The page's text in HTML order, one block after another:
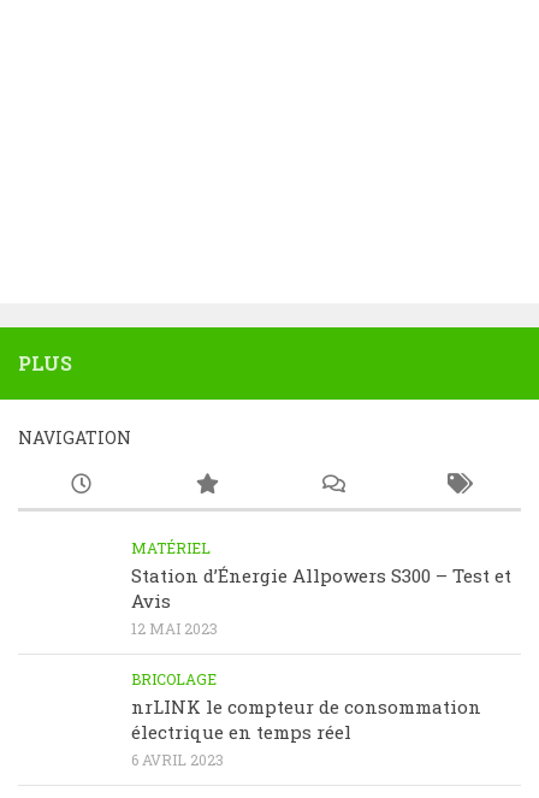
PLUS
NAVIGATION
MATÉRIEL
Station d’Énergie Allpowers S300 – Test et
Avis
12 MAI 2023
BRICOLAGE
nrLINK le compteur de consommation
électrique en temps réel
6 AVRIL 2023